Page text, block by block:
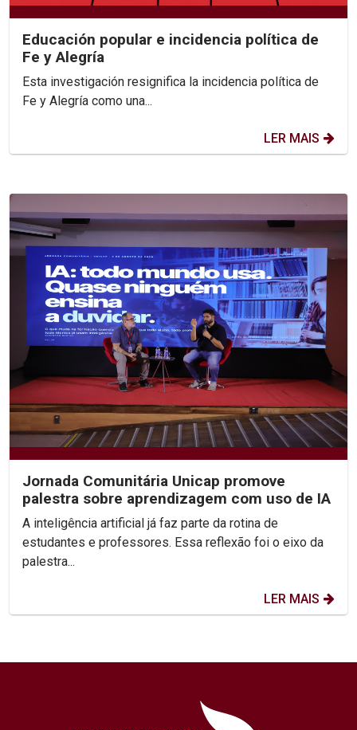
Educación popular e incidencia política de
Fe y Alegría
Esta investigación resignifica la incidencia política de
Fe y Alegría como una...
LER MAIS
Jornada Comunitária Unicap promove
palestra sobre aprendizagem com uso de IA
A inteligência artificial já faz parte da rotina de
estudantes e professores. Essa reflexão foi o eixo da
palestra...
LER MAIS